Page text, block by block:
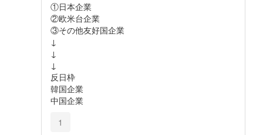
①日本企業
②欧米台企業
③その他友好国企業
↓
↓
↓
反日枠
韓国企業
中国企業
1